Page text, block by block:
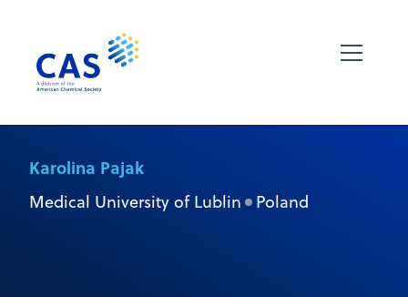
Karolina Pajak
Medical University of Lublin Poland